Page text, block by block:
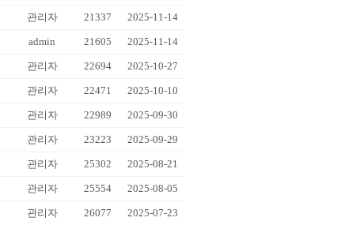
관리자 21337 2025-11-14
admin 21605 2025-11-14
관리자 22694 2025-10-27
관리자 22471 2025-10-10
관리자 22989 2025-09-30
관리자 23223 2025-09-29
관리자 25302 2025-08-21
관리자 25554 2025-08-05
관리자 26077 2025-07-23